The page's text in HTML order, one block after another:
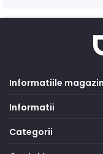
Informatiile
Informatii
Categorii